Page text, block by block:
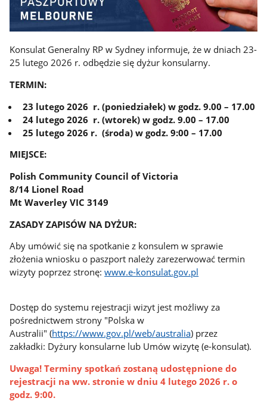
Konsulat Generalny RP w Sydney informuje, że w dniach 23-
25 lutego 2026 r. odbędzie się dyżur konsularny.
TERMIN:
23 lutego 2026 r. (poniedziałek) w godz. 9.00 – 17.00
24 lutego 2026 r. (wtorek) w godz. 9.00 – 17.00
25 lutego 2026 r. (środa) w godz. 9:00 – 17.00
MIEJSCE:
Polish Community Council of Victoria
8/14 Lionel Road
Mt Waverley VIC 3149
ZASADY ZAPISÓW NA DYŻUR:
Aby umówić się na spotkanie z konsulem w sprawie
złożenia wniosku o paszport należy zarezerwować termin
wizyty poprzez stronę:www.e-konsulat.gov.pl
Dostęp do systemu rejestracji wizyt jest możliwy za
pośrednictwem strony "Polska w
Australii" (https://www.gov.pl/web/australia) przez
zakładki: Dyżury konsularne lub Umów wizytę (e-konsulat).
Uwaga! Terminy spotkań zostaną udostępnione do
rejestracji na ww. stronie w dniu 4 lutego 2026 r. o
godz. 9:00.